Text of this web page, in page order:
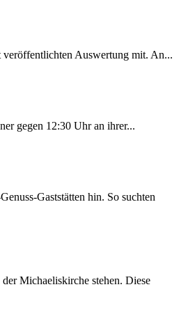
veröffentlichten Auswertung mit. An...
gegen 12:30 Uhr an ihrer...
Gaststätten hin. So suchten
Michaeliskirche stehen. Diese